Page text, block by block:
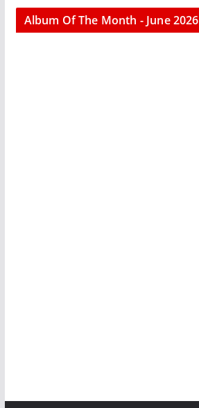
Album Of The Month - June 2026